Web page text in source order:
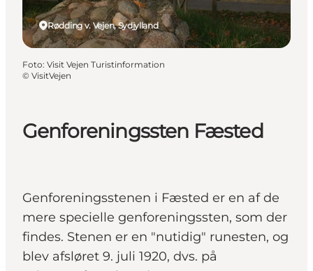
Udforsk
Genforeningssten Fæsted
Genforeningsstenen i Fæsted er en af de
mere specielle genforeningssten, som der
findes. Stenen er en "nutidig" runesten, og
blev afsløret 9. juli 1920, dvs. på
Rødding v. Vejen, Sydjylland
Foto: Visit Vejen Turistinformation
© VisitVejen